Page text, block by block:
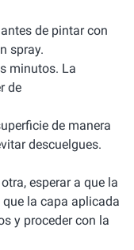
de pintar con
spray.
minutos. La
de
de manera
descuelgues.
esperar a que la
la capa aplicada
y proceder con la